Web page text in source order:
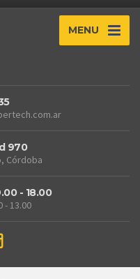
MENU
970
Córdoba
- 18.00
- 13.00